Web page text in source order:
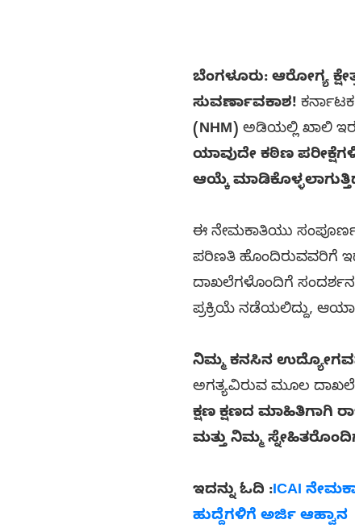
ಬೆಂಗಳೂರು: ಆರೋಗ್ಯ
ಸುವರ್ಣಾವಕಾಶ!
(NHM) ಅಡಿಯಲ್ಲಿ ಖಾಲಿ
ಯಾವುದೇ ಕಠಿಣ
ಆಯ್ಕೆ
ಈ ನೇಮಕಾತಿಯು
ಪರಿಣತಿ ಹೊಂದಿರುವವರಿಗೆ
ದಾಖಲೆಗಳೊಂದಿಗೆ
ಪ್ರಕ್ರಿಯೆ ನಡೆಯಲಿದ್ದು, ಆಯಾ
ನಿಮ್ಮ ಕನಸಿನ
ಅಗತ್ಯವಿರುವ ಮೂಲ
ಕ್ಷಣ ಕ್ಷಣದ ಮಾಹಿತಿಗಾಗಿ
ಮತ್ತು ನಿಮ್ಮ
ಇದನ್ನು ಓದಿ :ICAI
ಹುದ್ದೆಗಳಿಗೆ ಅರ್ಜಿ ಆಹ್ವಾನ